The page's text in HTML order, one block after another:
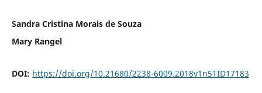
Sandra Cristina Morais de Souza
Mary Rangel
DOI: https://doi.org/10.21680/2238-6009.2018v1n51ID17183